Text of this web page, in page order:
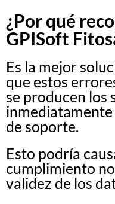
¿Por qué
GPISoft
Es la mejor
que estos
se producen los
de soporte.
Esto podría
cumplimiento
validez de los